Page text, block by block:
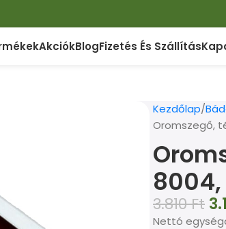
AkciókBlogFizetés És Szállítás
Kezdőlap
Oromszegő,
3.810Ft
Nettó